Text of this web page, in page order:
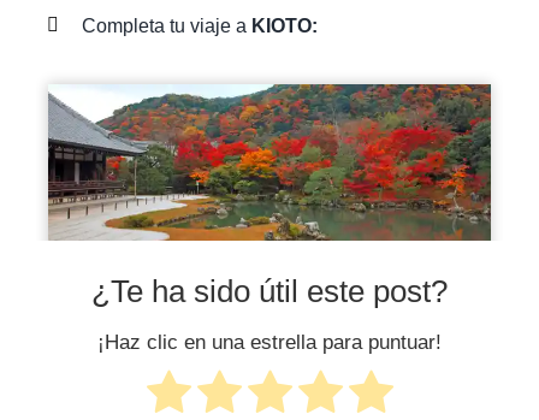
Completa tu viaje a KIOTO:
¿Te ha sido útil este post?
¡Haz clic en una estrella para puntuar!